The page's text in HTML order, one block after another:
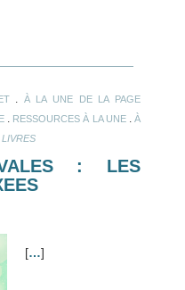
. À LA UNE DE LA PAGE
. RESSOURCES À LA UNE.À
LIVRES
: LES
[…]